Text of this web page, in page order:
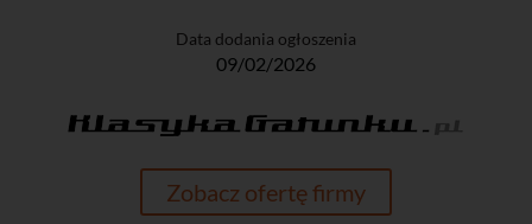
Data dodania ogłoszenia
09/02/2026
Zobacz ofertę firmy